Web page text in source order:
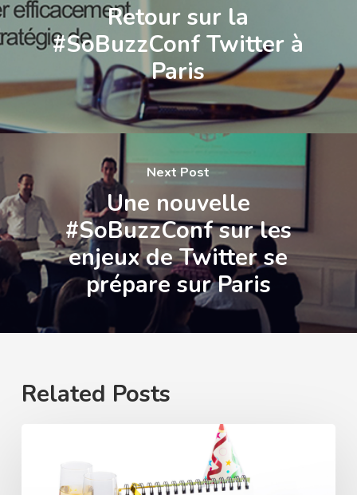
Retour sur la
#SoBuzzConf Twitter à
Paris
Next Post
Une nouvelle
#SoBuzzConf sur les
enjeux de Twitter se
prépare sur Paris
Related Posts
boostez